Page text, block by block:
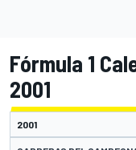
Fórmula 1
2001